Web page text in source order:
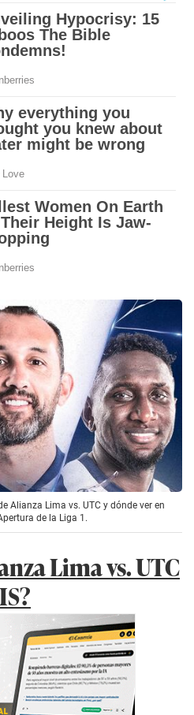
Alianza Lima vs. UTC y dónde ver en
de la Liga 1.
Lima vs. UTC